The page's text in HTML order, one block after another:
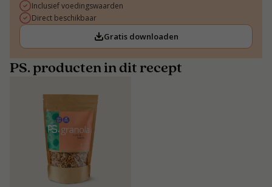
PS. producten in dit recept
Inclusief voedingswaarden
Direct beschikbaar
Gratis downloaden